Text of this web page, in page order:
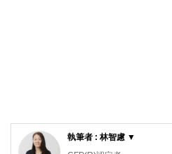
執筆者 : 林智慮 ▼